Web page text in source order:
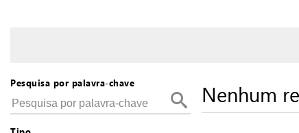
Pesquisa por palavra-chave Nenhum